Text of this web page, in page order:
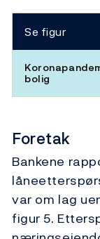
Se figur
bolig
Foretak
Bankene
var om lag
figur 5.